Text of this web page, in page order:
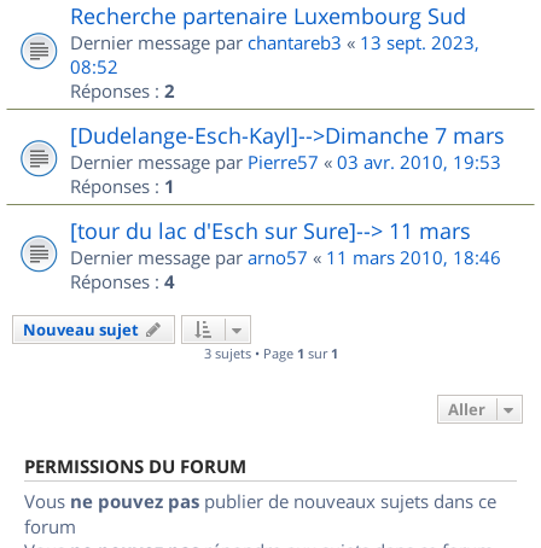
Recherche partenaire Luxembourg Sud
Dernier message par chantareb3 « 13 sept. 2023,
08:52
Réponses : 2
[Dudelange-Esch-Kayl]-->Dimanche 7 mars
Dernier message par Pierre57 « 03 avr. 2010, 19:53
Réponses : 1
[tour du lac d'Esch sur Sure]--> 11 mars
Dernier message par arno57 « 11 mars 2010, 18:46
Réponses : 4
Nouveau sujet
3 sujets • Page 1 sur 1
Aller
PERMISSIONS DU FORUM
Vous ne pouvez pas publier de nouveaux sujets dans ce
forum